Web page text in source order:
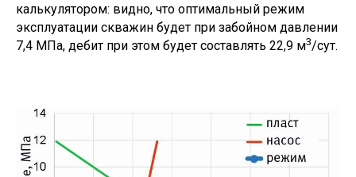
калькулятором: видно, что оптимальный режим
эксплуатации скважин будет при забойном давлении
7,4 МПа, дебит при этом будет составлять 22,9 м3/сут.